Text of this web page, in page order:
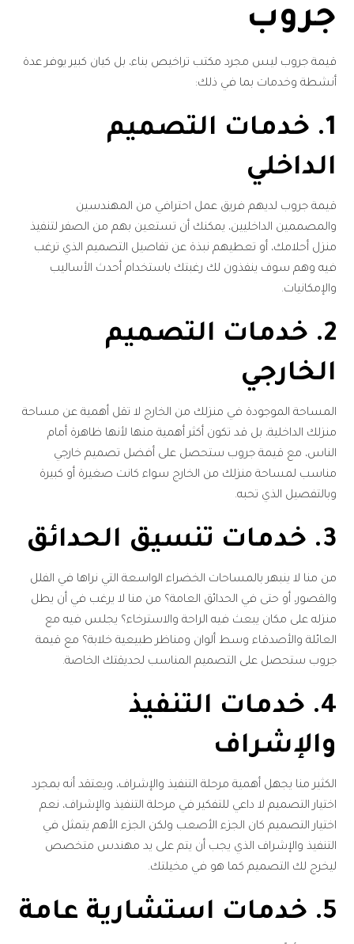
جروب
قيمة جروب ليس مجرد مكتب تراخيص بناء، بل كيان كبير يوفر عدة
أنشطة وخدمات بما في ذلك:
1. خدمات التصميم
الداخلي
قيمة جروب لديهم فريق عمل احترافي من المهندسين
والمصممين الداخليين، يمكنك أن تستعين بهم من الصفر لتنفيذ
منزل أحلامك، أو تعطيهم نبذة عن تفاصيل التصميم الذي ترغب
فيه وهم سوف ينفذون لك رغبتك باستخدام أحدث الأساليب
والإمكانيات.
2. خدمات التصميم
الخارجي
المساحة الموجودة في منزلك من الخارج لا تقل أهمية عن مساحة
منزلك الداخلية، بل قد تكون أكثر أهمية منها لأنها ظاهرة أمام
الناس، مع قيمة جروب ستحصل على أفضل تصميم خارجي
مناسب لمساحة منزلك من الخارج سواء كانت صغيرة أو كبيرة
وبالتفصيل الذي تحبه.
3. خدمات تنسيق الحدائق
من منا لا ينبهر بالمساحات الخضراء الواسعة التي نراها في الفلل
والقصور، أو حتى في الحدائق العامة؟ من منا لا يرغب في أن يطل
منزله على مكان يبعث فيه الراحة والاسترخاء؟ يجلس فيه مع
العائلة والأصدقاء وسط ألوان ومناظر طبيعية خلابة؟ مع قيمة
جروب ستحصل على التصميم المناسب لحديقتك الخاصة.
4. خدمات التنفيذ
والإشراف
الكثير منا يجهل أهمية مرحلة التنفيذ والإشراف، ويعتقد أنه بمجرد
اختيار التصميم لا داعي للتفكير في مرحلة التنفيذ والإشراف، نعم
اختيار التصميم كان الجزء الأصعب ولكن الجزء الأهم يتمثل في
التنفيذ والإشراف الذي يجب أن يتم على يد مهندس متخصص
ليخرج لك التصميم كما هو في مخيلتك.
5. خدمات استشارية عامة